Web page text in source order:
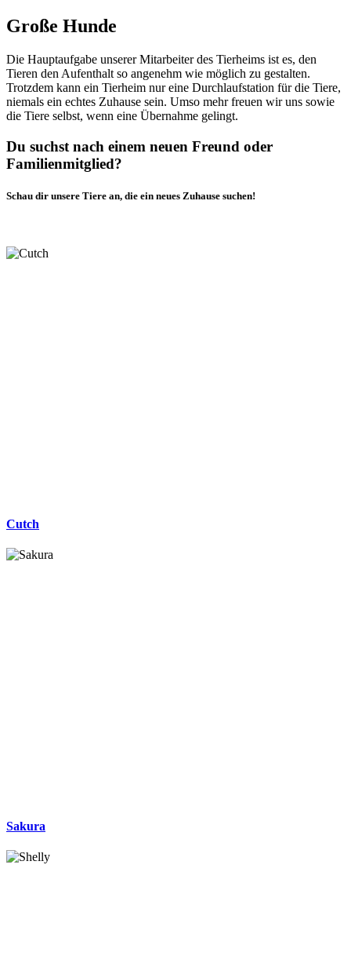
Große Hunde
Die Hauptaufgabe unserer Mitarbeiter des Tierheims ist es, den
Tieren den Aufenthalt so angenehm wie möglich zu gestalten.
Trotzdem kann ein Tierheim nur eine Durchlaufstation für die Tiere,
niemals ein echtes Zuhause sein. Umso mehr freuen wir uns sowie
die Tiere selbst, wenn eine Übernahme gelingt.
Du suchst nach einem neuen Freund oder
Familienmitglied?
Schau dir unsere Tiere an, die ein neues Zuhause suchen!
Cutch
Sakura